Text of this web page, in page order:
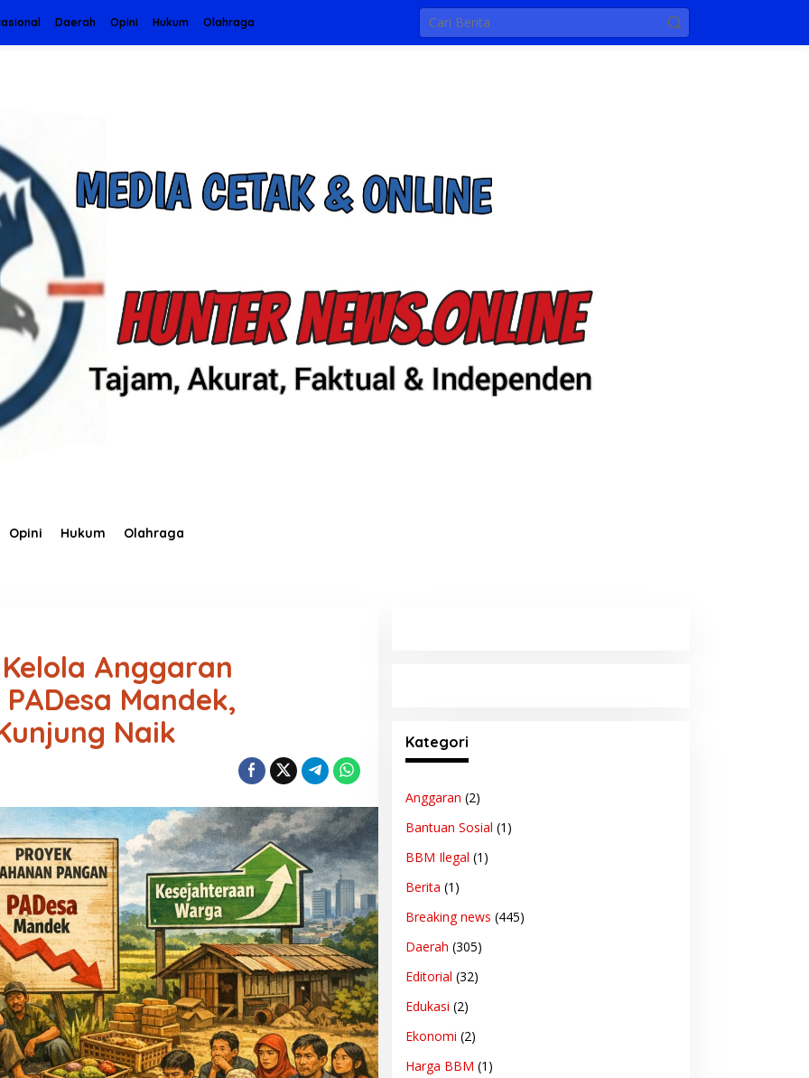
Daerah Opini Hukum Olahraga
Opini Hukum Olahraga
Anggaran
Mandek,
Naik
Kategori
Anggaran (2)
Bantuan Sosial (1)
BBM Ilegal (1)
Berita (1)
Breaking news (445)
Daerah (305)
Editorial (32)
Edukasi (2)
Ekonomi (2)
Harga BBM (1)